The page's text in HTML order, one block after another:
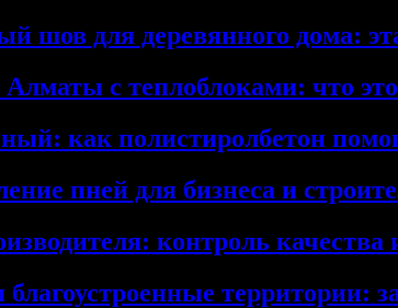
шов для деревянного дома:
с теплоблоками: что
как полистиролбетон
пней для бизнеса и
контроль
территории: